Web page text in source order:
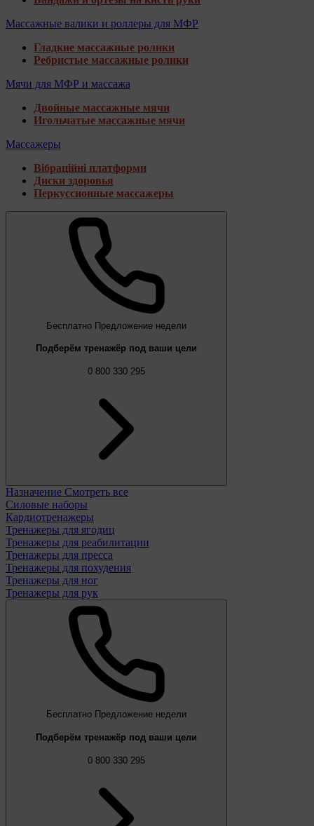
Массажные валики и роллеры для МФР
Гладкие массажные ролики
Ребристые массажные ролики
Мячи для МФР и массажа
Двойные массажные мячи
Игольчатые массажные мячи
Массажеры
Вібраційні платформи
Диски здоровья
Перкуссионные массажеры
Бесплатно Предложение недели
Подберём тренажёр под ваши цели
0 800 330 295
Назначение Смотреть все
Силовые наборы
Кардиотренажеры
Тренажеры для ягодиц
Тренажеры для реабилитации
Тренажеры для пресса
Тренажеры для похудения
Тренажеры для ног
Тренажеры для рук
Бесплатно Предложение недели
Подберём тренажёр под ваши цели
0 800 330 295